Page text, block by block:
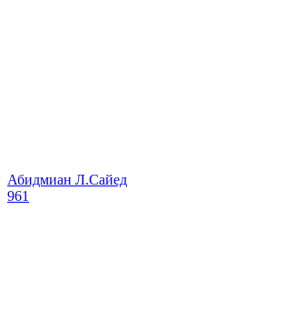
Абидмиан Л.Сайед
961